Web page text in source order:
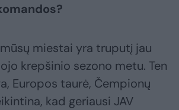
miestai yra truputį jau
krepšinio sezono metu. Ten
Europos taurė, Čempionų
kad geriausi JAV